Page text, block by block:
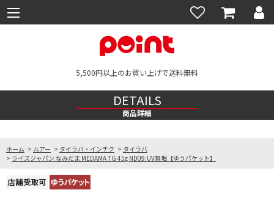
5,500円以上のお買い上げで送料無料
DETAILS
商品詳細
ホーム > ルアー > タイラバ・インチク > タイラバ
> ライズジャパン なみだま MEDAMA TG 45g ND09.UV無垢【ゆうパケット】